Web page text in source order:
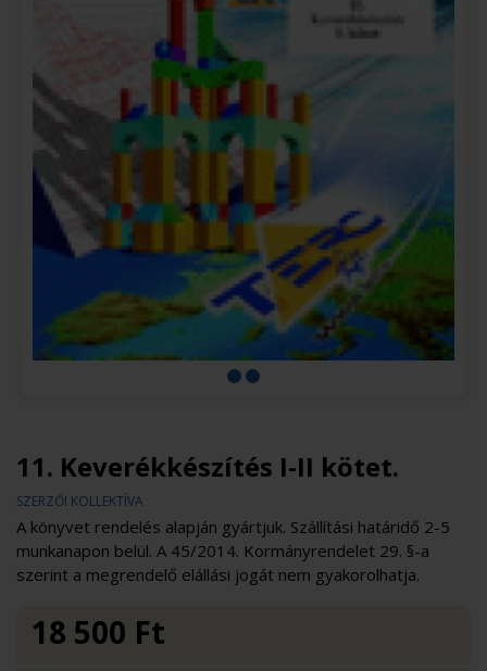
11. Keverékkészítés I-II kötet.
SZERZŐI KOLLEKTÍVA
A könyvet rendelés alapján gyártjuk. Szállítási határidő 2-5
munkanapon belül. A 45/2014. Kormányrendelet 29. §-a
szerint a megrendelő elállási jogát nem gyakorolhatja.
18 500 Ft